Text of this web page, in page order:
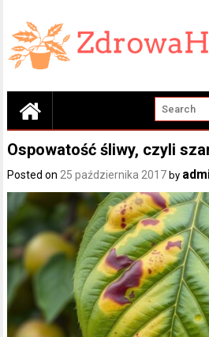
content
Ospowatość śliwy, czyli
Posted on25 października 2017 by